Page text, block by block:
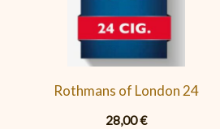
Rothmans of London 24
28,00€
cantidad